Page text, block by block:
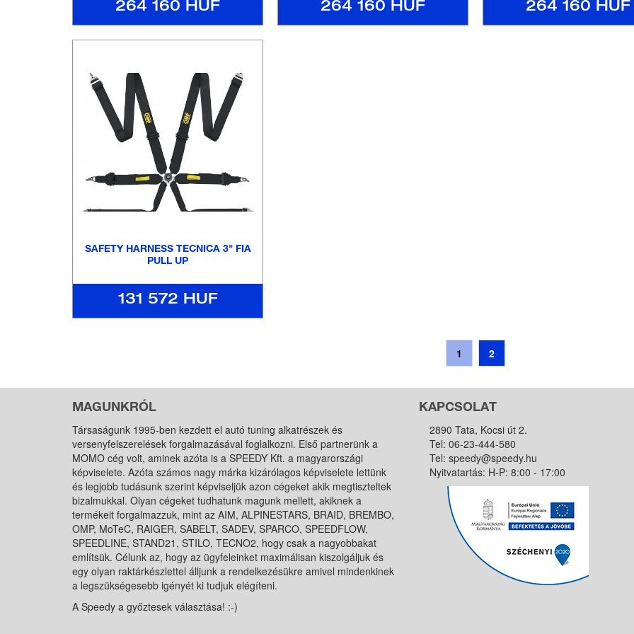
264 160 HUF 264 160 HUF 264 160 HUF
SAFETY HARNESS TECNICA 3" FIA
PULL UP
131 572 HUF
1 2
MAGUNKRÓL
Társaságunk 1995-ben kezdett el autó tuning alkatrészek és
versenyfelszerelések forgalmazásával foglalkozni. Első partnerünk a
MOMO cég volt, aminek azóta is a SPEEDY Kft. a magyarországi
képviselete. Azóta számos nagy márka kizárólagos képviselete lettünk
és legjobb tudásunk szerint képviseljük azon cégeket akik megtiszteltek
bizalmukkal. Olyan cégeket tudhatunk magunk mellett, akiknek a
termékeit forgalmazzuk, mint az AIM, ALPINESTARS, BRAID, BREMBO,
OMP, MoTeC, RAIGER, SABELT, SADEV, SPARCO, SPEEDFLOW,
SPEEDLINE, STAND21, STILO, TECNO2, hogy csak a nagyobbakat
említsük. Célunk az, hogy az ügyfeleinket maximálisan kiszolgáljuk és
egy olyan raktárkészlettel álljunk a rendelkezésükre amivel mindenkinek
a legszükségesebb igényét ki tudjuk elégíteni.
A Speedy a győztesek választása! :-)
KAPCSOLAT
2890 Tata, Kocsi út 2.
Tel: 06-23-444-580
Tel: speedy@speedy.hu
Nyitvatartás: H-P: 8:00 - 17:00